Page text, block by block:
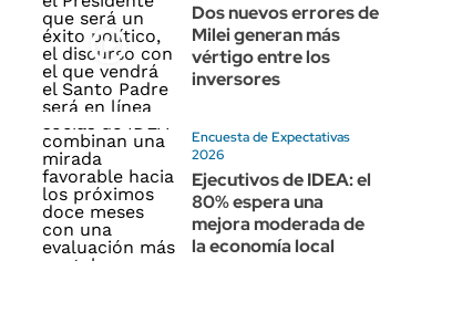
Dos nuevos errores de
Milei generan más
vértigo entre los
inversores
Encuesta de Expectativas
2026
Ejecutivos de IDEA: el
80% espera una
mejora moderada de
la economía local